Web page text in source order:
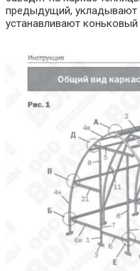
предыдущий, укладывают
устанавливают